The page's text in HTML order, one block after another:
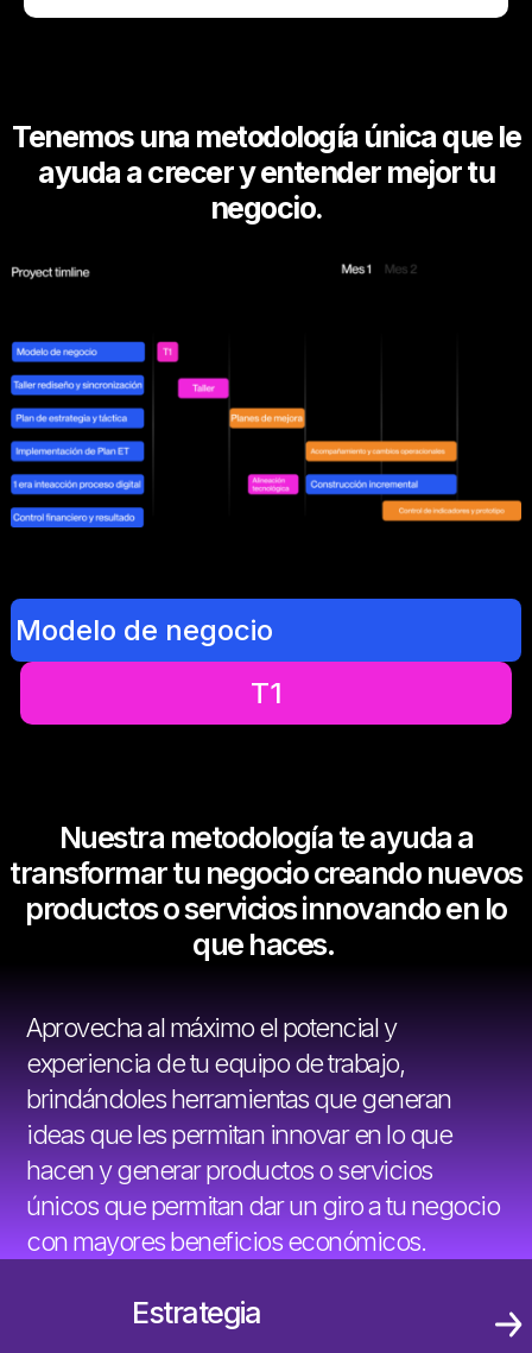
Tenemos una metodología única que le
ayuda a crecer y entender mejor tu
negocio.
Modelo de negocio
T1
Nuestra metodología te ayuda a
transformar tu negocio creando nuevos
productos o servicios innovando en lo
que haces.
Aprovecha al máximo el potencial y
experiencia de tu equipo de trabajo,
brindándoles herramientas que generan
ideas que les permitan innovar en lo que
hacen y generar productos o servicios
únicos que permitan dar un giro a tu negocio
con mayores beneficios económicos.
Estrategia